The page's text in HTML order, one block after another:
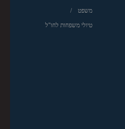
משפט
טיולי משפחות לחו"ל